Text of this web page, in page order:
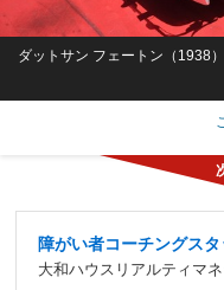
ダットサン フェートン（1938）
障がい者コーチングス
大和ハウスリアルティマ